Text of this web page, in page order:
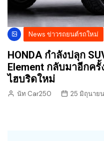
News ข่าวรถยนต์รถใหม่
HONDA กำลังปลุก
Element กลับมาอีกค
ไฮบริดใหม่
นัท Car250 25 มิถุนาย